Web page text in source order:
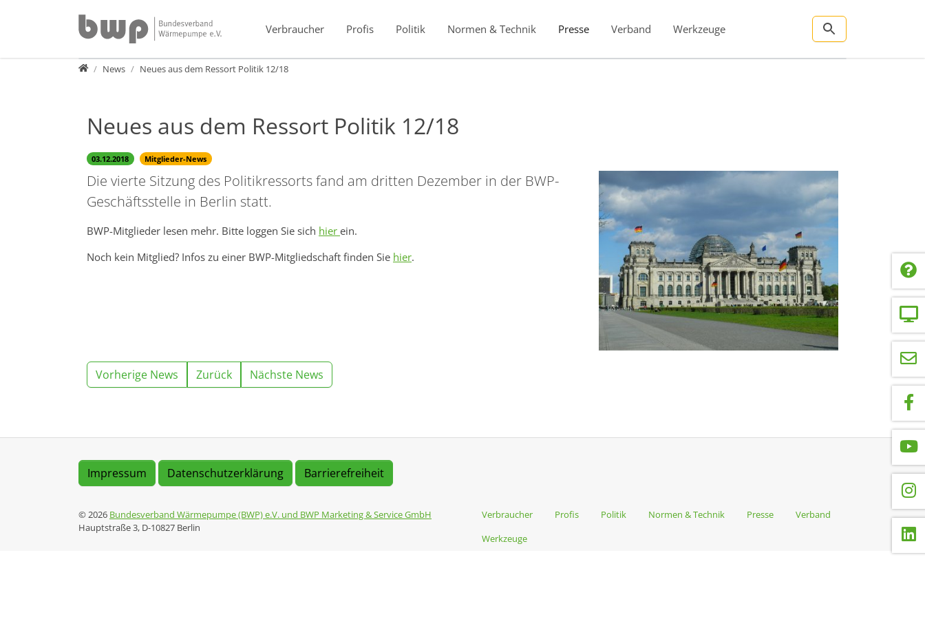
Verbraucher
Profis Politik Normen & Technik Presse Verband Werkzeuge
PresseNews Neues aus dem Ressort Politik 12/18
Neues aus dem Ressort Politik 12/18
03.12.2018 Mitglieder-News
Die vierte Sitzung des Politikressorts fand am dritten Dezember in der BWP-
Geschäftsstelle in Berlin statt.
BWP-Mitglieder lesen mehr. Bitte loggen Sie sich hier ein.
Noch kein Mitglied? Infos zu einer BWP-Mitgliedschaft finden Sie hier.
Vorherige News Zurück Nächste News
Impressum Datenschutzerklärung Barrierefreiheit
© 2026 Bundesverband Wärmepumpe (BWP) e.V. und BWP Marketing & Service GmbH
Hauptstraße 3, D-10827 Berlin
Verbraucher Profis Politik Normen & Technik Presse
Verband
Werkzeuge